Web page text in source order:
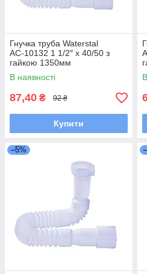
Гнучка труба Waterstal
АС-10132 1 1/2″ х 40/50 з
гайкою 1350мм
В наявності
87,40 ₴ 92 ₴
Купити
–5%